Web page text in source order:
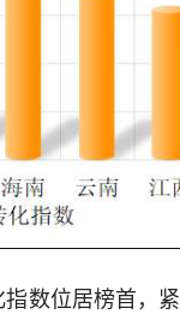
数位居榜首，